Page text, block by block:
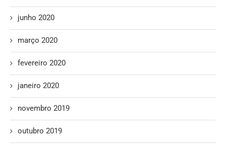
junho 2020
março 2020
fevereiro 2020
janeiro 2020
novembro 2019
outubro 2019